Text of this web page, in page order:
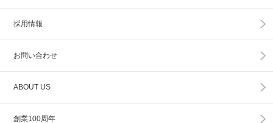
採用情報
お問い合わせ
ABOUT US
創業100周年